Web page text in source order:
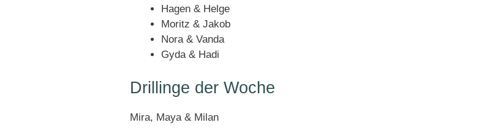
Hagen & Helge
Moritz & Jakob
Nora & Vanda
Gyda & Hadi
Drillinge der Woche
Mira, Maya & Milan